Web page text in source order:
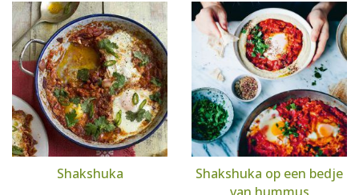
Shakshuka
Shakshuka op een bedje